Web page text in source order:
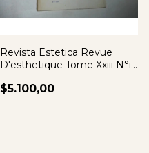
Revista Estetica Revue
D'esthetique Tome Xxiii N°ii
$5.100,00